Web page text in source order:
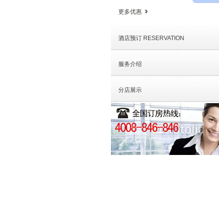
更多优惠
酒店预订 RESERVATION
服务介绍
分店展示